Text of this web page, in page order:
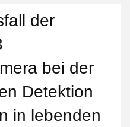
der
bei der
Detektion
in lebenden